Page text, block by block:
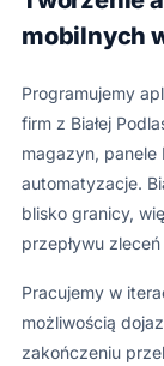
mobilnych
Programujemy
firm z Białej
magazyn, panele
automatyzacje.
blisko granicy,
przepływu
Pracujemy w
możliwością
zakończeniu